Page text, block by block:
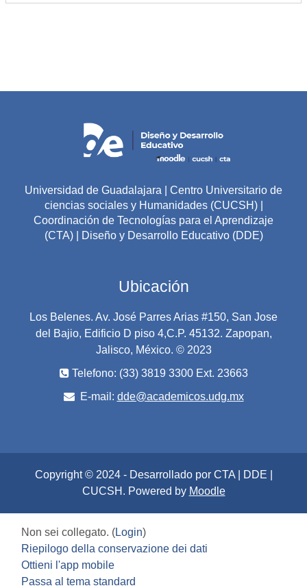
Universidad de Guadalajara | Centro Universitario de
ciencias sociales y Humanidades (CUCSH) |
Coordinación de Tecnologías para el Aprendizaje
(CTA) | Diseño y Desarrollo Educativo (DDE)
Ubicación
Los Belenes. Av. José Parres Arias #150, San Jose
del Bajio, Edificio D piso 4,C.P. 45132. Zapopan,
Jalisco, México. © 2023
Telefono: (33) 3819 3300 Ext. 23663
E-mail: dde@academicos.udg.mx
Copyright © 2024 - Desarrollado por CTA | DDE |
CUCSH. Powered by Moodle
Non sei collegato. (Login)
Riepilogo della conservazione dei dati
Ottieni l'app mobile
Passa al tema standard